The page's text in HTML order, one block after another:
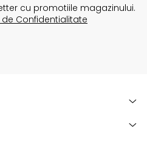
cu promotiile magazinului.
de Confidentialitate